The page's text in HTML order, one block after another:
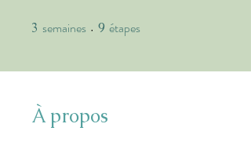
3 semaines 3 semaines
9 étapes
À propos